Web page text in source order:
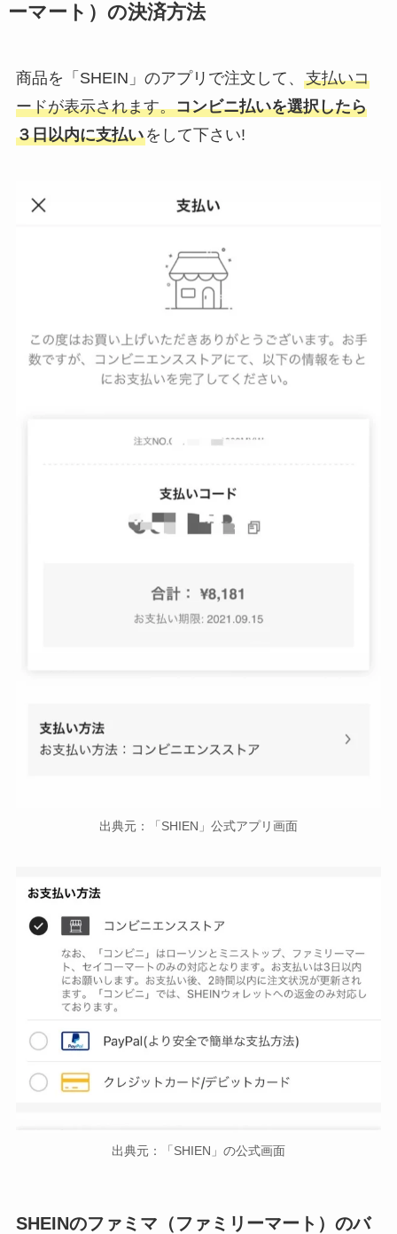
ーマート）の決済方法
商品を「SHEIN」のアプリで注文して、 支払いコ
ードが表示されます。コンビニ払いを選択したら
３日以内に支払いをして下さい!
出典元：「SHIEN」公式アプリ画面
出典元：「SHIEN」の公式画面
SHEINのファミマ（ファミリーマート）のバ